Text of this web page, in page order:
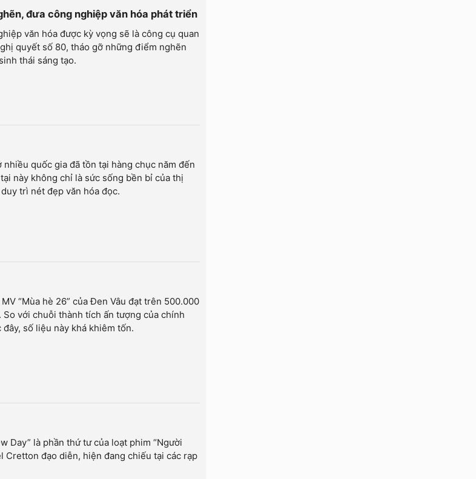
đưa công nghiệp văn hóa phát triển
văn hóa được kỳ vọng sẽ là công cụ quan
quyết số 80, tháo gỡ những điểm nghẽn
thái sáng tạo.
nhiều quốc gia đã tồn tại hàng chục năm đến
này không chỉ là sức sống bền bỉ của thị
trì nét đẹp văn hóa đọc.
“Mùa hè 26” của Đen Vâu đạt trên 500.000
So với chuỗi thành tích ấn tượng của chính
số liệu này khá khiêm tốn.
Day” là phần thứ tư của loạt phim “Người
Cretton đạo diễn, hiện đang chiếu tại các rạp